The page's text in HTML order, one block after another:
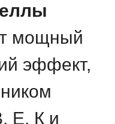
мощный
эффект,
Е, К и